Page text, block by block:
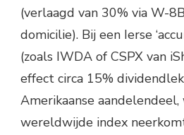
(verlaagd van 30% via W-
domicilie). Bij een Ierse
(zoals IWDA of CSPX van
effect circa 15%
Amerikaanse
wereldwijde index